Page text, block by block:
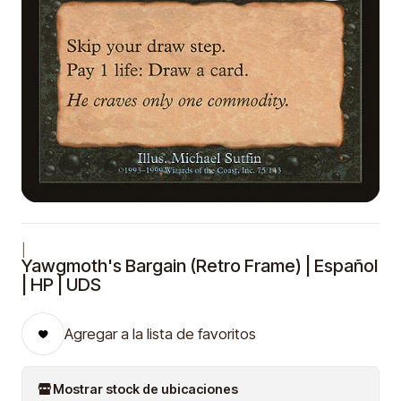
Yawgmoth's Bargain (Retro Frame) | Español
| HP | UDS
Agregar a la lista de favoritos
Mostrar stock de ubicaciones